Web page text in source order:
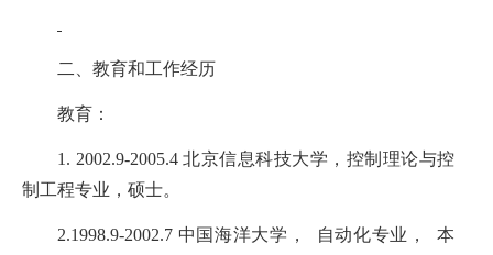
二、 教育和工作经历
教育：
1. 2002.9-2005.4 北京信息科技大学，控制理论与控
制工程专业，硕士。
2.1998.9-2002.7 中国海洋大学， 自动化专业， 本